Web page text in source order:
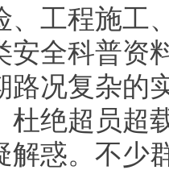
、工程施工
安全科普资
路况复杂的
杜绝超员超
解惑。不少